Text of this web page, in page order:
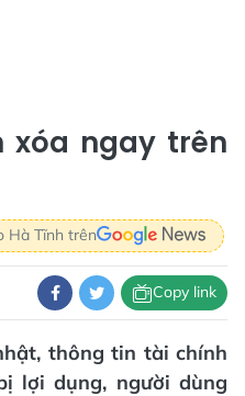
xóa ngay trên
Hà Tĩnh trên
Copy link
thông tin tài chính
lợi dụng, người dùng